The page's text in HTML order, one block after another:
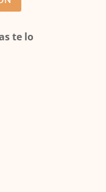
te lo